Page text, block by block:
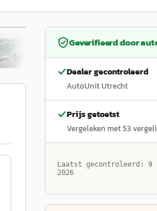
46
Geverifieerd door
Dealer gecontroleerd
AutoUnit Utrecht
Prijs getoetst
Vergeleken met53
Laatst gecontroleerd: 9
2026